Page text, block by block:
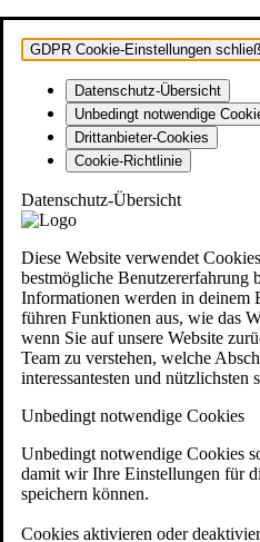
GDPR Cookie-Einstellungen
Datenschutz-Übersicht
Unbedingt notwendige
Drittanbieter-Cookies
Cookie-Richtlinie
Datenschutz-Übersicht
Diese Website verwendet
bestmögliche Benutzererfahrung
Informationen werden in deinem
führen Funktionen aus, wie das
wenn Sie auf unsere Website
Team zu verstehen, welche
interessantesten und nützlichsten
Unbedingt notwendige Cookies
Unbedingt notwendige Cookies
damit wir Ihre Einstellungen für
speichern können.
Cookies aktivieren oder